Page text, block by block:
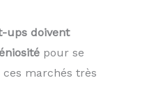
ups doivent
pour se
marchés très